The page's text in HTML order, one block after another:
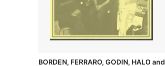
BORDEN, FERRARO, GODIN, HALO and